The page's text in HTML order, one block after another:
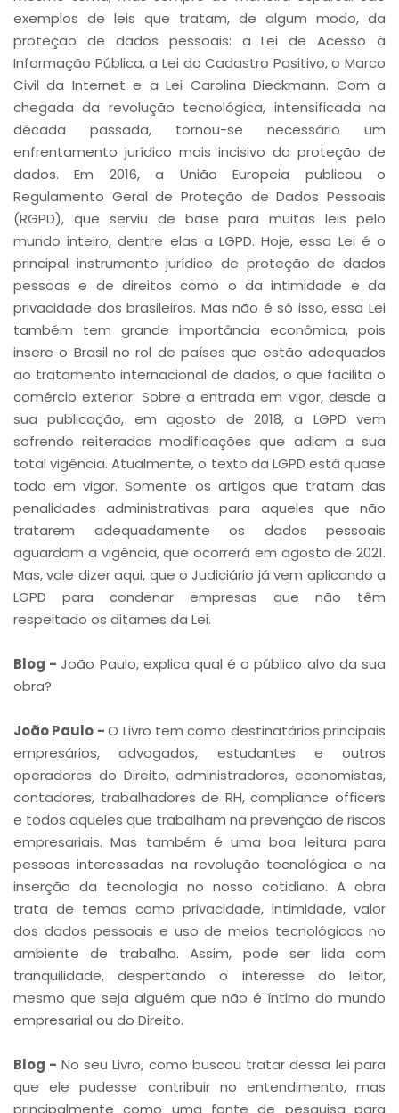
exemplos de leis que tratam, de algum modo, da
proteção de dados pessoais: a Lei de Acesso à
Informação Pública, a Lei do Cadastro Positivo, o Marco
Civil da Internet e a Lei Carolina Dieckmann. Com a
chegada da revolução tecnológica, intensificada na
década passada, tornou-se necessário um
enfrentamento jurídico mais incisivo da proteção de
dados. Em 2016, a União Europeia publicou o
Regulamento Geral de Proteção de Dados Pessoais
(RGPD), que serviu de base para muitas leis pelo
mundo inteiro, dentre elas a LGPD. Hoje, essa Lei é o
principal instrumento jurídico de proteção de dados
pessoas e de direitos como o da intimidade e da
privacidade dos brasileiros. Mas não é só isso, essa Lei
também tem grande importância econômica, pois
insere o Brasil no rol de países que estão adequados
ao tratamento internacional de dados, o que facilita o
comércio exterior. Sobre a entrada em vigor, desde a
sua publicação, em agosto de 2018, a LGPD vem
sofrendo reiteradas modificações que adiam a sua
total vigência. Atualmente, o texto da LGPD está quase
todo em vigor. Somente os artigos que tratam das
penalidades administrativas para aqueles que não
tratarem adequadamente os dados pessoais
aguardam a vigência, que ocorrerá em agosto de 2021.
Mas, vale dizer aqui, que o Judiciário já vem aplicando a
LGPD para condenar empresas que não têm
respeitado os ditames da Lei.
Blog -João Paulo, explica qual é o público alvo da sua
obra?
João Paulo -O Livro tem como destinatários principais
empresários, advogados, estudantes e outros
operadores do Direito, administradores, economistas,
contadores, trabalhadores de RH, compliance officers
e todos aqueles que trabalham na prevenção de riscos
empresariais. Mas também é uma boa leitura para
pessoas interessadas na revolução tecnológica e na
inserção da tecnologia no nosso cotidiano. A obra
trata de temas como privacidade, intimidade, valor
dos dados pessoais e uso de meios tecnológicos no
ambiente de trabalho. Assim, pode ser lida com
tranquilidade, despertando o interesse do leitor,
mesmo que seja alguém que não é íntimo do mundo
empresarial ou do Direito.
Blog - No seu Livro, como buscou tratar dessa lei para
que ele pudesse contribuir no entendimento, mas
principalmente como uma fonte de pesquisa para